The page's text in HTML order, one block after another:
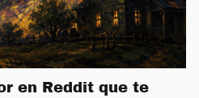
en Reddit que te